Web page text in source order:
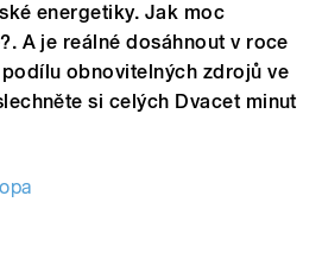
energetiky. Jak moc
A je reálné dosáhnout v roce
obnovitelných zdrojů ve
si celých Dvacet minut
opa